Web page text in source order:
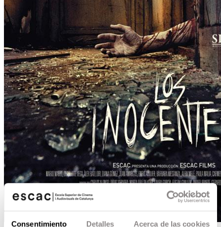
Consentimiento Detalles Acerca de las cookies